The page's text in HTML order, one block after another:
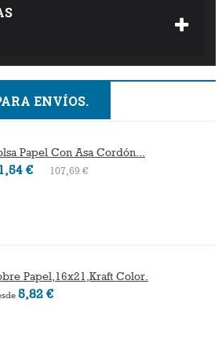
ENVÍOS.
Papel Con Asa Cordón...
€ 107,69 €
Papel,16x21,Kraft Color.
5,82 €